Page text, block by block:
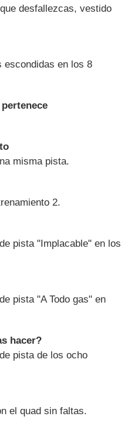
desfallezcas, vestido
escondidas en los 8
misma pista.
2.
pista "Implacable" en los
pista "A Todo gas" en
hacer?
pista de los ocho
el quad sin faltas.